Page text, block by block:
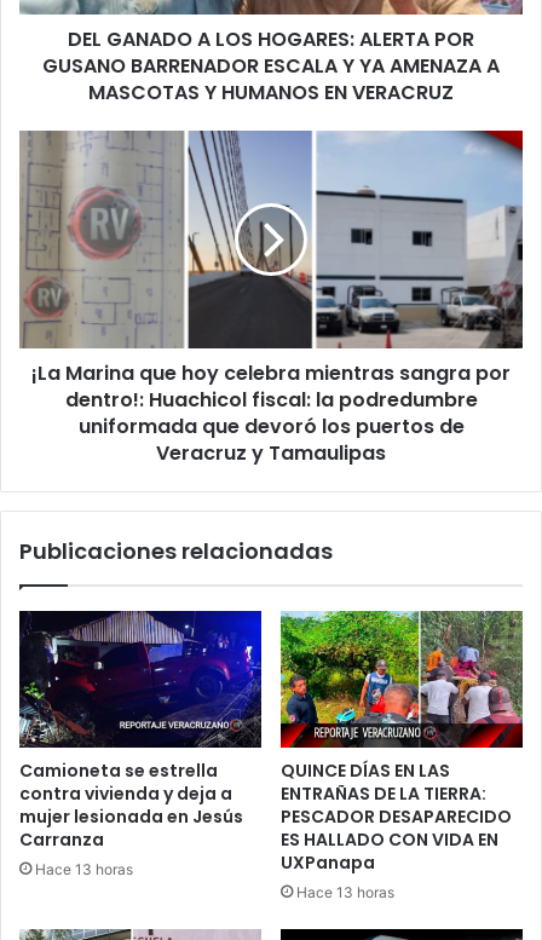
BARRENADOR
ESCALA
A
MASCOTAS
HUMANOS
EN
VERACRUZ
DEL GANADO A LOS HOGARES: ALERTA POR
GUSANO BARRENADOR ESCALA Y YA AMENAZA A
MASCOTAS Y HUMANOS EN VERACRUZ
¡La
Marina
que
hoy
celebra
mientras
sangra
por
dentro!:
Huachicol
que
los
Veracruz
y
Tamaulipas
¡La Marina que hoy celebra mientras sangra por
dentro!: Huachicol fiscal: la podredumbre
uniformada que devoró los puertos de
Veracruz y Tamaulipas
Publicaciones relacionadas
Camioneta se estrella
contra vivienda y deja a
mujer lesionada en Jesús
Carranza
Hace 13 horas
QUINCE DÍAS EN LAS
ENTRAÑAS DE LA TIERRA:
PESCADOR DESAPARECIDO
ES HALLADO CON VIDA EN
UXPanapa
Hace 13 horas